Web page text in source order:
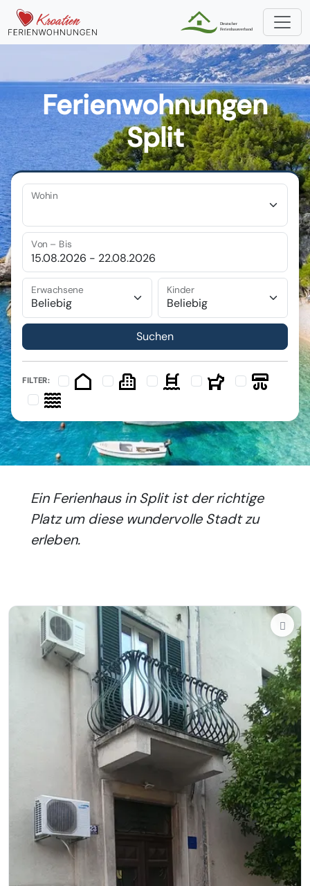
Ferienwohnungen
Split
Wohin
Von – Bis
Erwachsene Kinder
FILTER:
Ein Ferienhaus in Split ist der richtige
Platz um diese wundervolle Stadt zu
erleben.